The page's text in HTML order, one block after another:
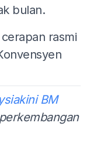
bulan.
rasmi
BM